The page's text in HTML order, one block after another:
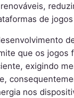
de
que os jogos
exigindo
nos